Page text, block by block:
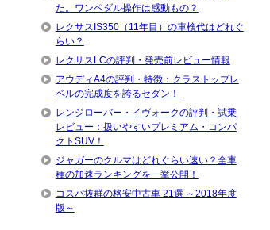
た。ワンペダル操作は感動もの？
レクサスIS350（11年目）の車検代はどれぐ
らい？
レクサスLCの評判・発売前レビュー情報
アウディA4の評判・特徴：クラストップレ
ベルの完成度を誇るセダン！
レンジローバー・イヴォークの評判・試乗
レビュー：扱いやすいプレミアム・コンパ
クトSUV！
ジャガーのクルマはどれぐらい速い？全車
種の加速ランキングを一挙公開！
コスパ抜群の格安中古車 21選 ～2018年度
版～